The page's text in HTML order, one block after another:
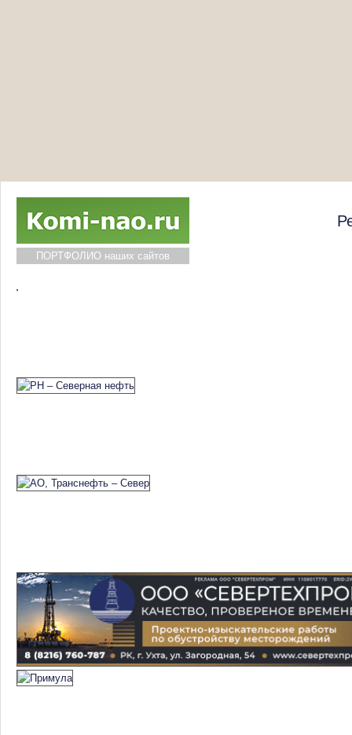
ПОРТФОЛИО наших сайтов